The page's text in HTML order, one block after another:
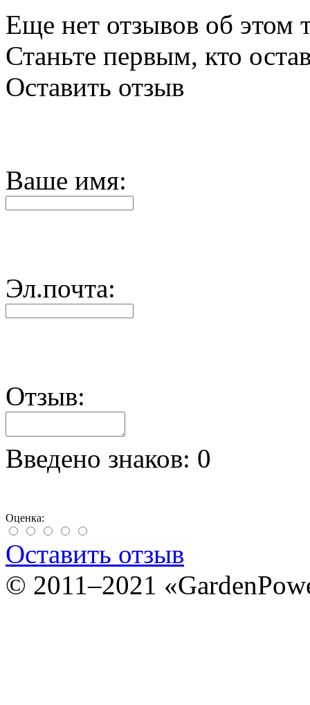
Еще нет отзывов об этом
Станьте первым, кто
Оставить отзыв
Ваше имя:
Эл.почта:
Отзыв:
Введено знаков: 0
Оценка:
Оставить отзыв
© 2011–2021